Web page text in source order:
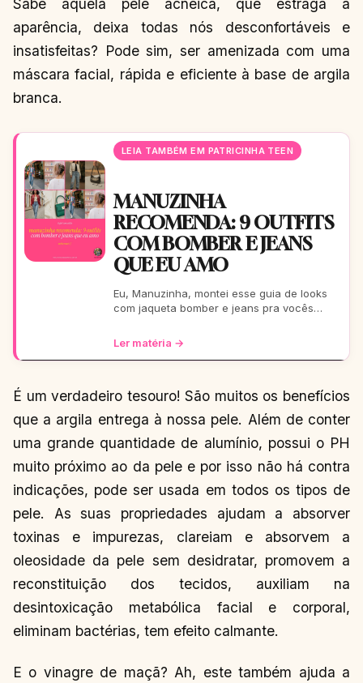
Sabe aquela pele acneica, que estraga a
aparência, deixa todas nós desconfortáveis e
insatisfeitas? Pode sim, ser amenizada com uma
máscara facial, rápida e eficiente à base de argila
branca.
LEIA TAMBÉM EM PATRICINHA TEEN
MANUZINHA
RECOMENDA: 9 OUTFITS
COM BOMBER E JEANS
QUE EU AMO
Eu, Manuzinha, montei esse guia de looks
com jaqueta bomber e jeans pra vocês
Tudo testado e aprova
Ler matéria →
É um verdadeiro tesouro! São muitos os benefícios
que a argila entrega à nossa pele. Além de conter
uma grande quantidade de alumínio, possui o PH
muito próximo ao da pele e por isso não há contra
indicações, pode ser usada em todos os tipos de
pele. As suas propriedades ajudam a absorver
toxinas e impurezas, clareiam e absorvem a
oleosidade da pele sem desidratar, promovem a
reconstituição dos tecidos, auxiliam na
desintoxicação metabólica facial e corporal,
eliminam bactérias, tem efeito calmante.
E o vinagre de maçã? Ah, este também ajuda a